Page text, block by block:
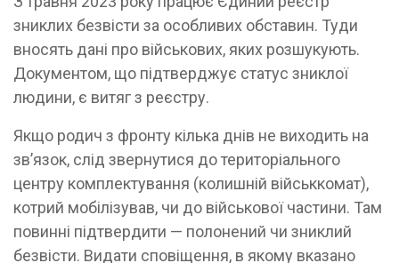
зниклих безвісти за особливих обставин. Туди
вносять дані про військових, яких розшукують.
Документом, що підтверджує статус зниклої
людини, є витяг з реєстру.
Якщо родич з фронту кілька днів не виходить на
зв’язок, слід звернутися до територіального
центру комплектування (колишній військкомат),
котрий мобілізував, чи до військової частини. Там
повинні підтвердити — полонений чи зниклий
безвісти. Видати сповіщення, в якому вказано